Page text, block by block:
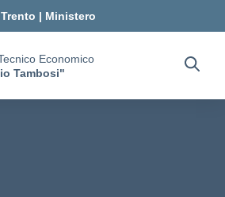
| Ministero
Economico
Tambosi"